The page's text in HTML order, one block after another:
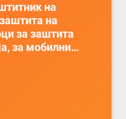
на
на
за заштита
за мобилни